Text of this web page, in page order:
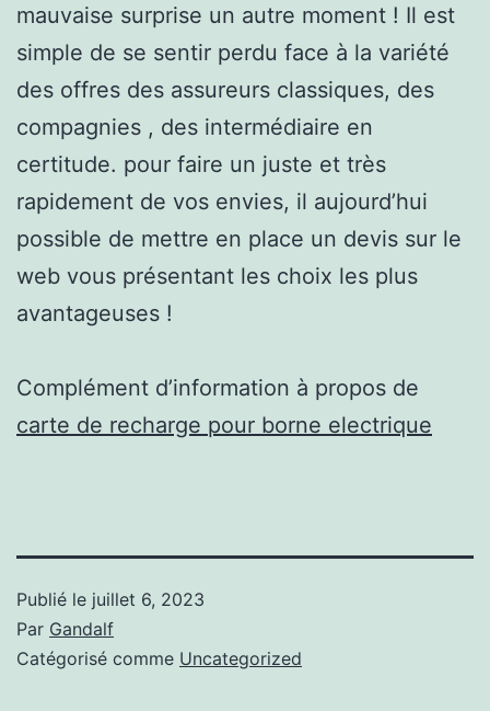
mauvaise surprise un autre moment ! Il est
simple de se sentir perdu face à la variété
des offres des assureurs classiques, des
compagnies , des intermédiaire en
certitude. pour faire un juste et très
rapidement de vos envies, il aujourd’hui
possible de mettre en place un devis sur le
web vous présentant les choix les plus
avantageuses !
Complément d’information à propos de
carte de recharge pour borne electrique
Publié le juillet 6, 2023
Par Gandalf
Catégorisé comme Uncategorized